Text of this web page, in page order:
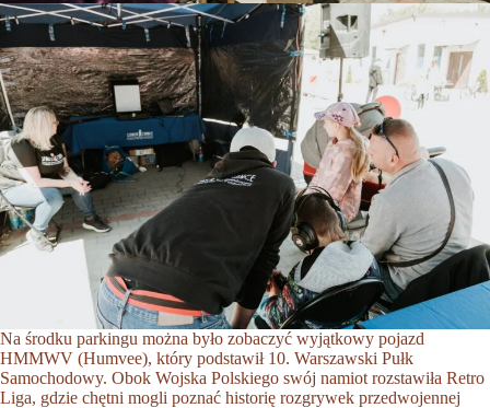
Na środku parkingu można było zobaczyć wyjątkowy pojazd
HMMWV (Humvee), który podstawił 10. Warszawski Pułk
Samochodowy. Obok Wojska Polskiego swój namiot rozstawiła Retro
Liga, gdzie chętni mogli poznać historię rozgrywek przedwojennej